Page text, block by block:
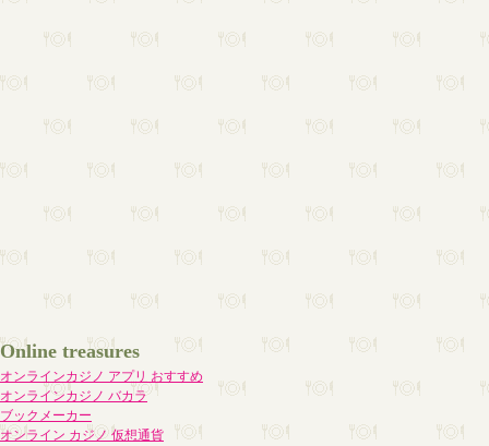
Online treasures
オンラインカジノ アプリ おすすめ
オンラインカジノ バカラ
ブックメーカー
オンライン カジノ 仮想通貨